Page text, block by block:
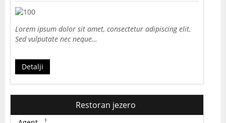
Lorem ipsum dolor sit amet, consectetur adipiscing elit.
Sed vulputate nec neque…
Detalji
Restoran jezero